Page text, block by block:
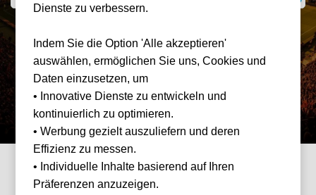
⚽ 1. Bundesliga 🎾 Grand Slams 🏎 Formel 1
🎵 Konzerte ⭐ Champions League
BELIEBTE KATEGORIEN
Dienste zu verbessern.
Indem Sie die Option 'Alle akzeptieren'
auswählen, ermöglichen Sie uns, Cookies und
Daten einzusetzen, um
• Innovative Dienste zu entwickeln und
kontinuierlich zu optimieren.
• Werbung gezielt auszuliefern und deren
Effizienz zu messen.
• Individuelle Inhalte basierend auf Ihren
Präferenzen anzuzeigen.